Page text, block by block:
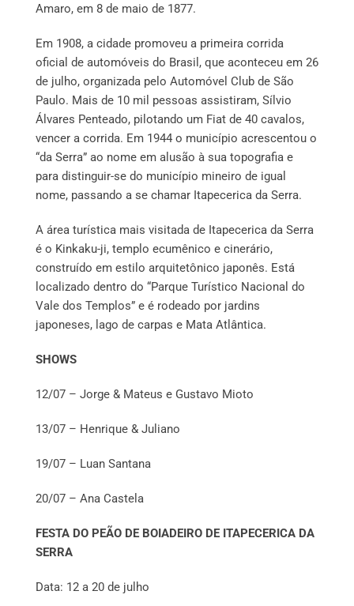
Amaro, em 8 de maio de 1877.
Em 1908, a cidade promoveu a primeira corrida
oficial de automóveis do Brasil, que aconteceu em 26
de julho, organizada pelo Automóvel Club de São
Paulo. Mais de 10 mil pessoas assistiram, Sílvio
Álvares Penteado, pilotando um Fiat de 40 cavalos,
vencer a corrida. Em 1944 o município acrescentou o
“da Serra” ao nome em alusão à sua topografia e
para distinguir-se do município mineiro de igual
nome, passando a se chamar Itapecerica da Serra.
A área turística mais visitada de Itapecerica da Serra
é o Kinkaku-ji, templo ecumênico e cinerário,
construído em estilo arquitetônico japonês. Está
localizado dentro do “Parque Turístico Nacional do
Vale dos Templos” e é rodeado por jardins
japoneses, lago de carpas e Mata Atlântica.
SHOWS
12/07 – Jorge & Mateus e Gustavo Mioto
13/07 – Henrique & Juliano
19/07 – Luan Santana
20/07 – Ana Castela
FESTA DO PEÃO DE BOIADEIRO DE ITAPECERICA DA
SERRA
Data: 12 a 20 de julho